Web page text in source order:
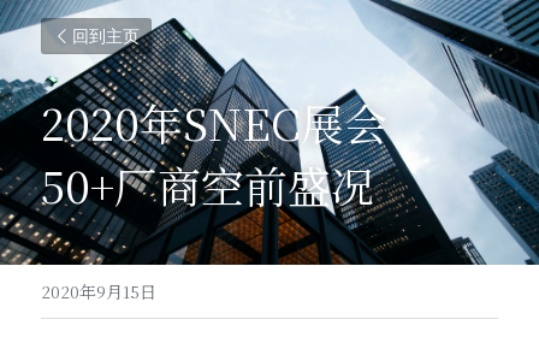
回到主页
2020年SNEC展会
50+厂商空前盛况
2020年9月15日